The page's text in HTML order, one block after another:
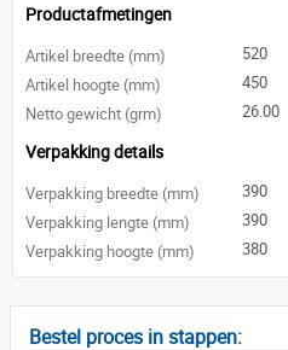
Productafmetingen
Artikel breedte (mm)
520
Artikel hoogte (mm)
450
Netto gewicht (grm)
26.00
Verpakking details
Verpakking breedte (mm)
390
Verpakking lengte (mm)
390
Verpakking hoogte (mm)
380
Bestel proces in stappen: